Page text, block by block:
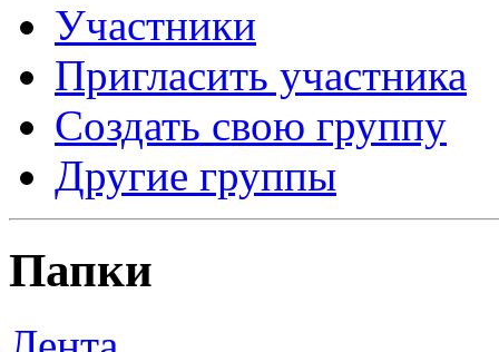
Участники
Пригласить участника
Создать свою группу
Другие группы
Папки